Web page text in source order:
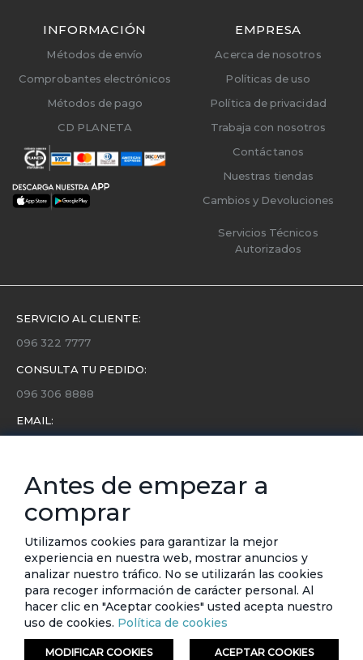
INFORMACIÓN
Métodos de envío
Comprobantes electrónicos
Métodos de pago
CD PLANETA
EMPRESA
Acerca de nosotros
Políticas de uso
Política de privacidad
Trabaja con nosotros
Contáctanos
Nuestras tiendas
Cambios y Devoluciones
Servicios Técnicos
Autorizados
SERVICIO AL CLIENTE:
096 322 7777
CONSULTA TU PEDIDO:
096 306 8888
EMAIL:
Conoce toda la información sobre últimas colecciones,
eventos y ofertas.
Subscríbete a nuestro newsletter
SUSCRIBIRSE
Antes de empezar a
comprar
Utilizamos cookies para garantizar la mejor
experiencia en nuestra web, mostrar anuncios y
analizar nuestro tráfico. No se utilizarán las cookies
para recoger información de carácter personal. Al
hacer clic en "Aceptar cookies" usted acepta nuestro
uso de cookies. Política de cookies
MODIFICAR COOKIES ACEPTAR COOKIES